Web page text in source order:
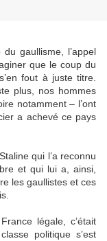
gaullisme, l’appel
que le coup du
fout à juste titre.
plus, nos hommes
notamment – l’ont
a achevé ce pays
qui l’a reconnu
et qui lui a, ainsi,
les gaullistes et ces
légale, c’était
politique s’est